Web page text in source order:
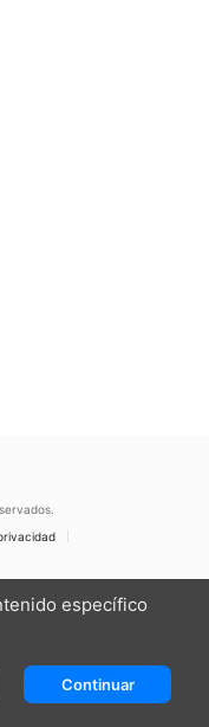
específico
Continuar